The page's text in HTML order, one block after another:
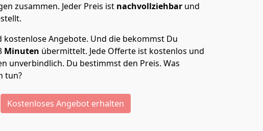
zusammen. Jeder Preis ist nachvollziehbar und
kostenlose Angebote. Und die bekommst Du
Minuten übermittelt. Jede Offerte ist kostenlos und
unverbindlich. Du bestimmst den Preis. Was
tun?
Kostenloses Angebot erhalten